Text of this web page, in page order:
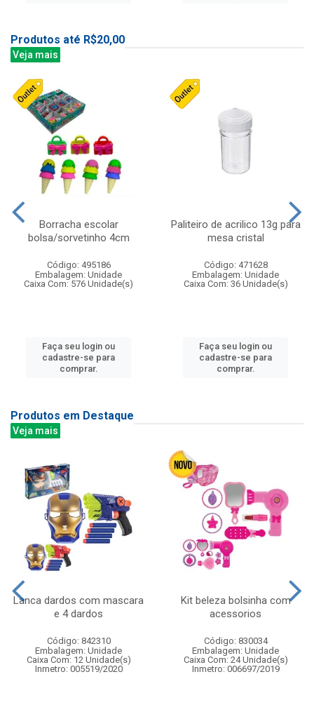
Produtos até R$20,00
Veja mais
Borracha escolar
bolsa/sorvetinho 4cm
Código: 495186
Embalagem: Unidade
Caixa Com: 576 Unidade(s)
Faça seu login ou
cadastre-se para
comprar.
Paliteiro de acrilico 13g para
mesa cristal
Código: 471628
Embalagem: Unidade
Caixa Com: 36 Unidade(s)
Faça seu login ou
cadastre-se para
comprar.
Produtos em Destaque
Veja mais
Lanca dardos com mascara
e 4 dardos
Código: 842310
Embalagem: Unidade
Caixa Com: 12 Unidade(s)
Inmetro: 005519/2020
Kit beleza bolsinha com
acessorios
Código: 830034
Embalagem: Unidade
Caixa Com: 24 Unidade(s)
Inmetro: 006697/2019